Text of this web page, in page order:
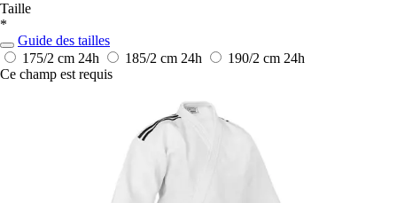
Taille
*
Guide des tailles
175/2 cm 24h 185/2 cm 24h 190/2 cm 24h
Ce champ est requis